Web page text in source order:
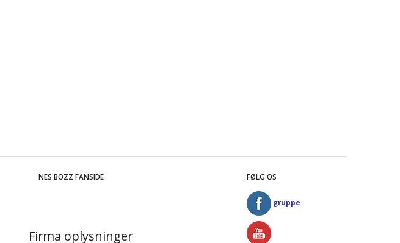
NES BOZZ FANSIDE
Firma oplysninger
FØLG OS
gruppe